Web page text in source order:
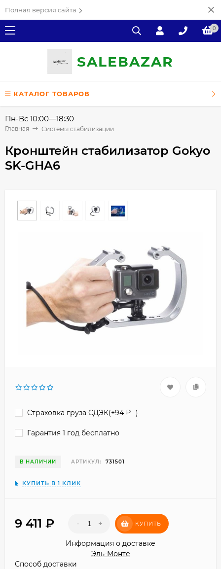
Полная версия сайта
0
SALEВAZAR
КАТАЛОГ ТОВАРОВ
Пн-Вс 10:00—18:30
Главная Системы стабилизации
Кронштейн стабилизатор Gokyo
SK-GHA6
Страховка груза СДЭК(+94 )
Гарантия 1 год бесплатно
В НАЛИЧИИ АРТИКУЛ: 731501
КУПИТЬ В 1 КЛИК
9 411 - + КУПИТЬ
Информация о доставке
Эль-Монте
Способ доставки